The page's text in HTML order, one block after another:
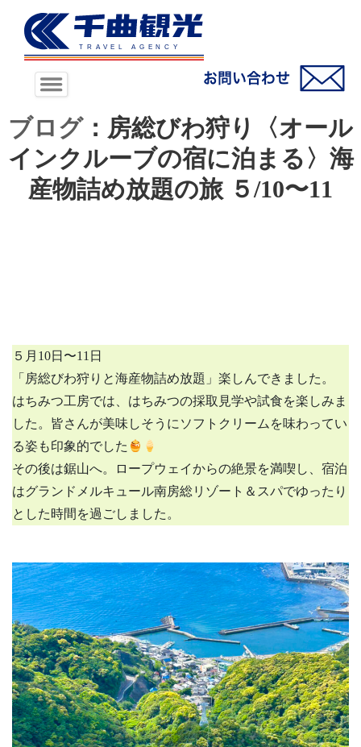
ブログ：房総びわ狩り〈オール
インクルーブの宿に泊まる〉海
産物詰め放題の旅 ５/10〜11
５月10日〜11日
「房総びわ狩りと海産物詰め放題」楽しんできました。
はちみつ工房では、はちみつの採取見学や試食を楽しみま
した。皆さんが美味しそうにソフトクリームを味わってい
る姿も印象的でした
その後は鋸山へ。ロープウェイからの絶景を満喫し、宿泊
はグランドメルキュール南房総リゾート＆スパでゆったり
とした時間を過ごしました。